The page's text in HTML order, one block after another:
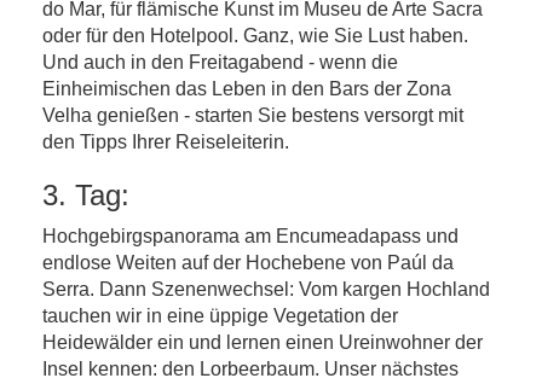
do Mar, für flämische Kunst im Museu de Arte Sacra
oder für den Hotelpool. Ganz, wie Sie Lust haben.
Und auch in den Freitagabend - wenn die
Einheimischen das Leben in den Bars der Zona
Velha genießen - starten Sie bestens versorgt mit
den Tipps Ihrer Reiseleiterin.
3. Tag:
Hochgebirgspanorama am Encumeadapass und
endlose Weiten auf der Hochebene von Paúl da
Serra. Dann Szenenwechsel: Vom kargen Hochland
tauchen wir in eine üppige Vegetation der
Heidewälder ein und lernen einen Ureinwohner der
Insel kennen: den Lorbeerbaum. Unser nächstes